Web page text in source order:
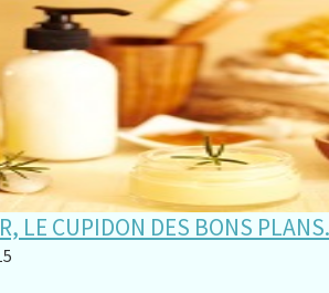
LE CUPIDON DES BONS PLANS.